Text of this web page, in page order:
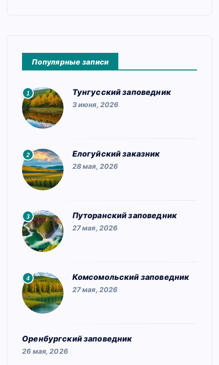
Популярные записи
1 Тунгусский заповедник
3 июня, 2026
2 Елогуйский заказник
28 мая, 2026
3 Путоранский заповедник
27 мая, 2026
4 Комсомольский заповедник
27 мая, 2026
Оренбургский заповедник
26 мая, 2026